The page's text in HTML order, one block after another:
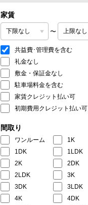
家賃
〜
共益費･管理費を含む
礼金なし
敷金・保証金なし
駐車場料金を含む
家賃クレジット払い可
初期費用クレジット払い可
間取り
ワンルーム
1K
1DK
1LDK
2K
2DK
2LDK
3K
3DK
3LDK
4K
4DK